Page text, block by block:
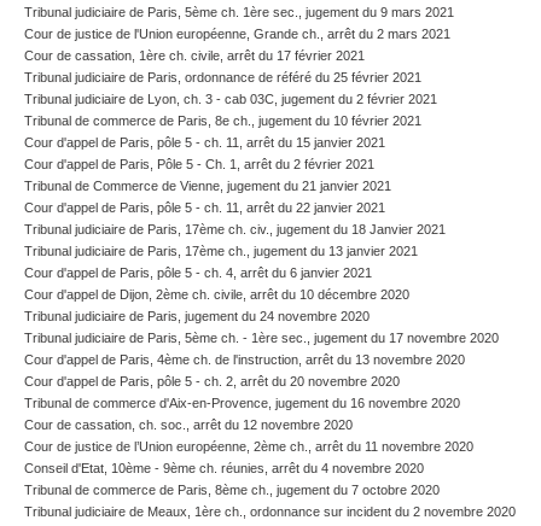
Tribunal judiciaire de Paris, 5ème ch. 1ère sec., jugement du 9 mars 2021
Cour de justice de l'Union européenne, Grande ch., arrêt du 2 mars 2021
Cour de cassation, 1ère ch. civile, arrêt du 17 février 2021
Tribunal judiciaire de Paris, ordonnance de référé du 25 février 2021
Tribunal judiciaire de Lyon, ch. 3 - cab 03C, jugement du 2 février 2021
Tribunal de commerce de Paris, 8e ch., jugement du 10 février 2021
Cour d'appel de Paris, pôle 5 - ch. 11, arrêt du 15 janvier 2021
Cour d'appel de Paris, Pôle 5 - Ch. 1, arrêt du 2 février 2021
Tribunal de Commerce de Vienne, jugement du 21 janvier 2021
Cour d'appel de Paris, pôle 5 - ch. 11, arrêt du 22 janvier 2021
Tribunal judiciaire de Paris, 17ème ch. civ., jugement du 18 Janvier 2021
Tribunal judiciaire de Paris, 17ème ch., jugement du 13 janvier 2021
Cour d'appel de Paris, pôle 5 - ch. 4, arrêt du 6 janvier 2021
Cour d'appel de Dijon, 2ème ch. civile, arrêt du 10 décembre 2020
Tribunal judiciaire de Paris, jugement du 24 novembre 2020
Tribunal judiciaire de Paris, 5ème ch. - 1ère sec., jugement du 17 novembre 2020
Cour d'appel de Paris, 4ème ch. de l'instruction, arrêt du 13 novembre 2020
Cour d'appel de Paris, pôle 5 - ch. 2, arrêt du 20 novembre 2020
Tribunal de commerce d'Aix-en-Provence, jugement du 16 novembre 2020
Cour de cassation, ch. soc., arrêt du 12 novembre 2020
Cour de justice de l’Union européenne, 2ème ch., arrêt du 11 novembre 2020
Conseil d'Etat, 10ème - 9ème ch. réunies, arrêt du 4 novembre 2020
Tribunal de commerce de Paris, 8ème ch., jugement du 7 octobre 2020
Tribunal judiciaire de Meaux, 1ère ch., ordonnance sur incident du 2 novembre 2020